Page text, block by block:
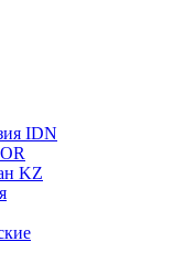
IDN
KZ